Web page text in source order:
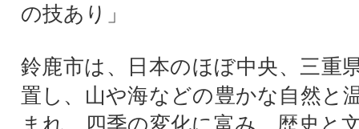
の技あり」
鈴鹿市は、日本のほぼ中央、三重
置し、山や海などの豊かな自然と
まれ、四季の変化に富み、歴史と